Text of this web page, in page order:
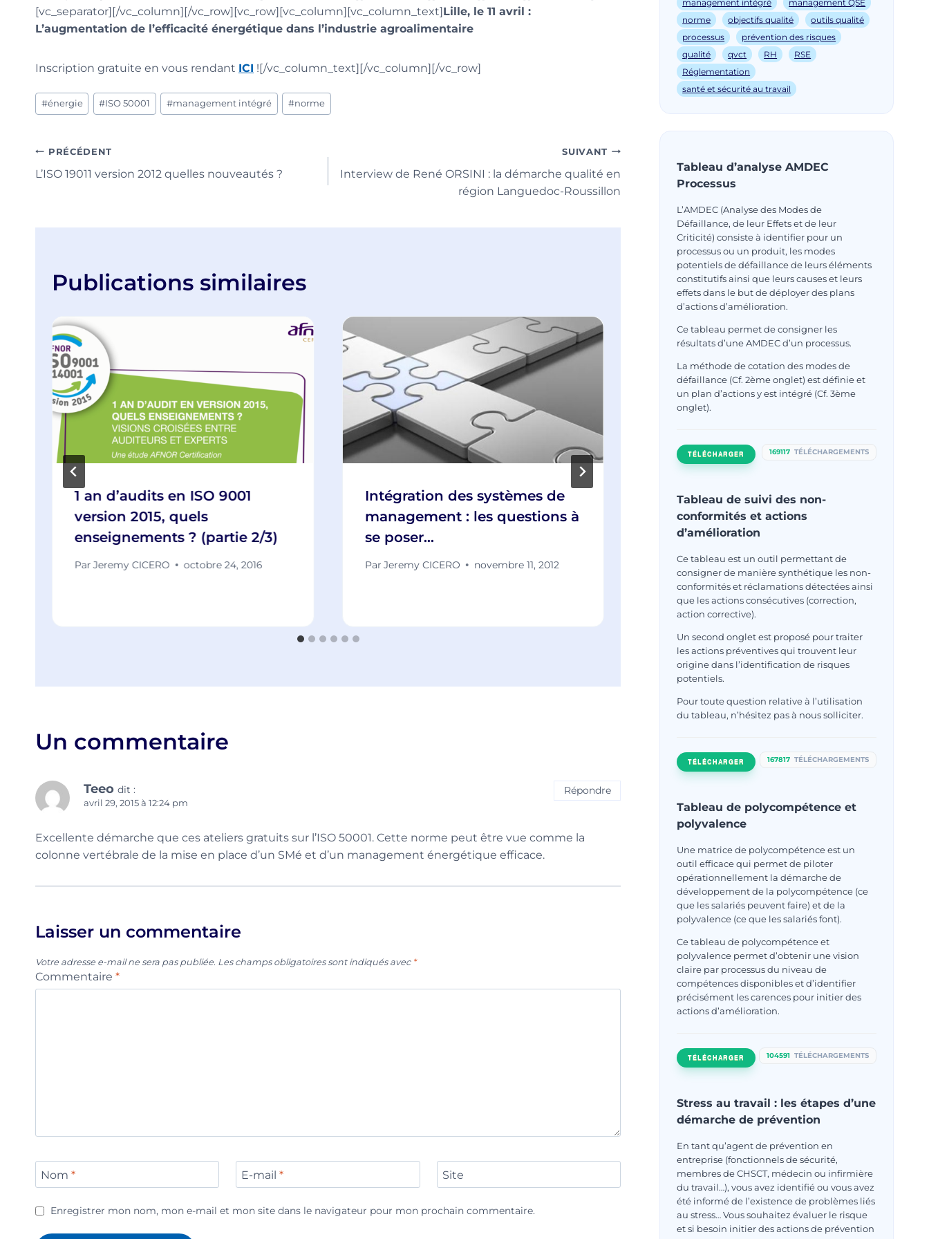
[vc_separator][/vc_column][/vc_row][vc_row][vc_column][vc_column_text] Lille, le 11 avril :
L’augmentation de l’efficacité énergétique dans l’industrie agroalimentaire
Inscription gratuite en vous rendant ICI ![/vc_column_text][/vc_column][/vc_row]
Étiquettes
de
publication :
#énergie #ISO 50001 #management intégré #norme
Navigation
l’article
PRÉCÉDENT
L’ISO 19011 version 2012 quelles nouveautés ?
SUIVANT
Interview de René ORSINI : la démarche qualité en
région Languedoc-Roussillon
Publications similaires
1 an d’audits en ISO 9001
version 2015, quels
enseignements ? (partie 2/3)
Par Jeremy CICERO octobre 24, 2016
Intégration des systèmes de
management : les questions à
se poser…
Par Jeremy CICERO novembre 11, 2012
Evolution de la norme ISO
9001 : retour sur les résultats
de l’enquête mondiale ISO
Survey
Jeremy CICERO novembre 24, 2011
Un commentaire
Teeo dit :
avril 29, 2015 à 12:24 pm
Excellente démarche que ces ateliers gratuits sur l’ISO 50001. Cette norme peut être vue comme la
colonne vertébrale de la mise en place d’un SMé et d’un management énergétique efficace.
Répondre
Laisser un commentaire
Votre adresse e-mail ne sera pas publiée. Les champs obligatoires sont indiqués avec *
Commentaire *
Nom * E-mail* Site
Enregistrer mon nom, mon e-mail et mon site dans le navigateur pour mon prochain commentaire.
management intégré
management QSE
norme
objectifs qualité
outils qualité
processus
prévention des risques
qualité
qvct RH
RSE
Réglementation
santé et sécurité au travail
Tableau d’analyse AMDEC
Processus
L’AMDEC (Analyse des Modes de
Défaillance, de leur Effets et de leur
Criticité) consiste à identifier pour un
processus ou un produit, les modes
potentiels de défaillance de leurs éléments
constitutifs ainsi que leurs causes et leurs
effets dans le but de déployer des plans
d’actions d’amélioration.
Ce tableau permet de consigner les
résultats d’une AMDEC d’un processus.
La méthode de cotation des modes de
défaillance (Cf. 2ème onglet) est définie et
un plan d’actions y est intégré (Cf. 3ème
onglet).
TÉLÉCHARGER 169117 TÉLÉCHARGEMENTS
Tableau de suivi des non-
conformités et actions
d’amélioration
Ce tableau est un outil permettant de
consigner de manière synthétique les non-
conformités et réclamations détectées ainsi
que les actions consécutives (correction,
action corrective).
Un second onglet est proposé pour traiter
les actions préventives qui trouvent leur
origine dans l’identification de risques
potentiels.
Pour toute question relative à l’utilisation
du tableau, n’hésitez pas à nous solliciter.
TÉLÉCHARGER 167817 TÉLÉCHARGEMENTS
Tableau de polycompétence et
polyvalence
Une matrice de polycompétence est un
outil efficace qui permet de piloter
opérationnellement la démarche de
développement de la polycompétence (ce
que les salariés peuvent faire) et de la
polyvalence (ce que les salariés font).
Ce tableau de polycompétence et
polyvalence permet d’obtenir une vision
claire par processus du niveau de
compétences disponibles et d’identifier
précisément les carences pour initier des
actions d’amélioration.
TÉLÉCHARGER 104591 TÉLÉCHARGEMENTS
Stress au travail : les étapes d’une
démarche de prévention
En tant qu’agent de prévention en
entreprise (fonctionnels de sécurité,
membres de CHSCT, médecin ou infirmière
du travail…), vous avez identifié ou vous avez
été informé de l’existence de problèmes liés
au stress… Vous souhaitez évaluer le risque
et si besoin initier des actions de prévention